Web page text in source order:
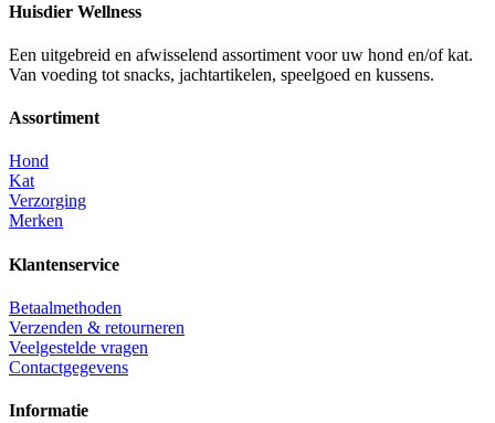
Huisdier Wellness
Een uitgebreid en afwisselend assortiment voor uw hond en/of kat.
Van voeding tot snacks, jachtartikelen, speelgoed en kussens.
Assortiment
Hond
Kat
Verzorging
Merken
Klantenservice
Betaalmethoden
Verzenden & retourneren
Veelgestelde vragen
Contactgegevens
Informatie